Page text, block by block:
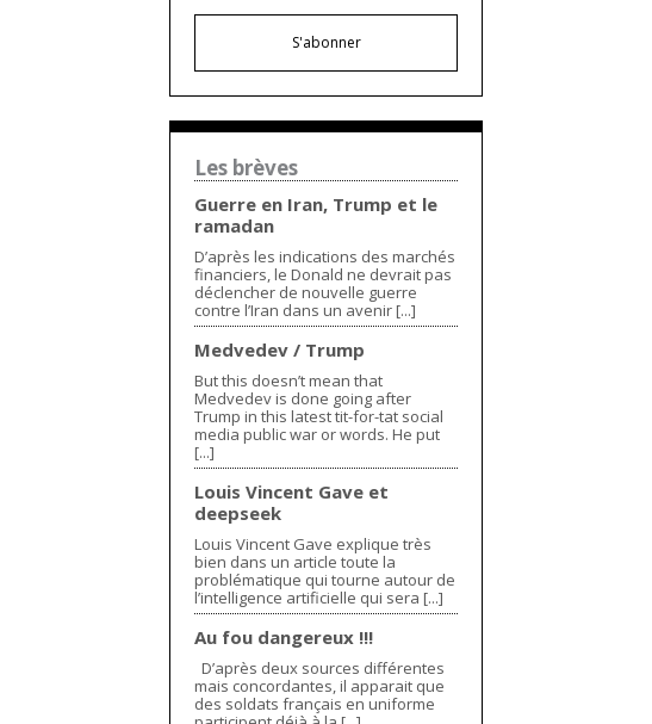
S'abonner
Les brèves
Guerre en Iran, Trump et le
ramadan
D’après les indications des marchés
financiers, le Donald ne devrait pas
déclencher de nouvelle guerre
contre l’Iran dans un avenir [...]
Medvedev / Trump
But this doesn’t mean that
Medvedev is done going after
Trump in this latest tit-for-tat social
media public war or words. He put
[...]
Louis Vincent Gave et
deepseek
Louis Vincent Gave explique très
bien dans un article toute la
problématique qui tourne autour de
l’intelligence artificielle qui sera [...]
Au fou dangereux !!!
D’après deux sources différentes
mais concordantes, il apparait que
des soldats français en uniforme